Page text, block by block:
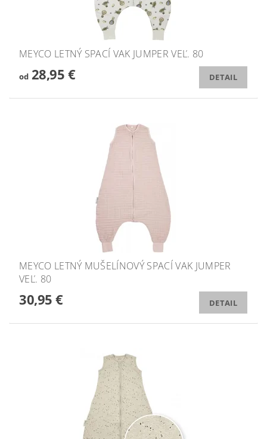
MEYCO LETNÝ SPACÍ VAK JUMPER VEĽ. 80
od28,95 € DETAIL
MEYCO LETNÝ MUŠELÍNOVÝ SPACÍ VAK JUMPER
VEĽ. 80
30,95 € DETAIL